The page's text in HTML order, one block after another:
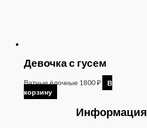
Девочка с гусем
Ватные ёлочные 1800₽
В
корзину
Информация